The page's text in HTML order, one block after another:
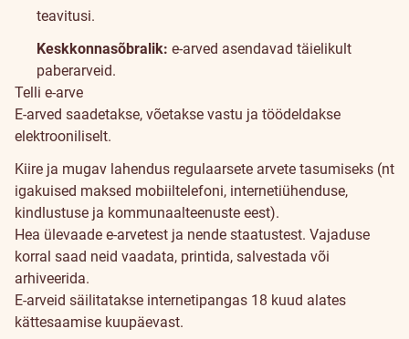
teavitusi.
Keskkonnasõbralik: e-arved asendavad täielikult
paberarveid.
Telli e-arve
Eelised
E-arved saadetakse, võetakse vastu ja töödeldakse
elektrooniliselt.
Kiire ja mugav lahendus regulaarsete arvete tasumiseks (nt
igakuised maksed mobiiltelefoni, internetiühenduse,
kindlustuse ja kommunaalteenuste eest).
Hea ülevaade e-arvetest ja nende staatustest. Vajaduse
korral saad neid vaadata, printida, salvestada või
arhiveerida.
E-arveid säilitatakse internetipangas 18 kuud alates
kättesaamise kuupäevast.